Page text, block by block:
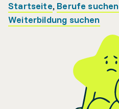
Startseite, Berufe suchen
Weiterbildung suchen